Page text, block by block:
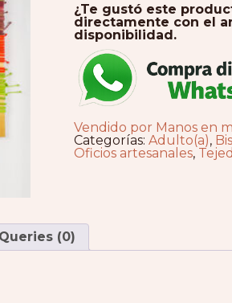
¿Te gustó este
directamente con el
disponibilidad.
Vendido por Manos en
Categorías: Adulto(a),
Oficios artesanales,
(0)